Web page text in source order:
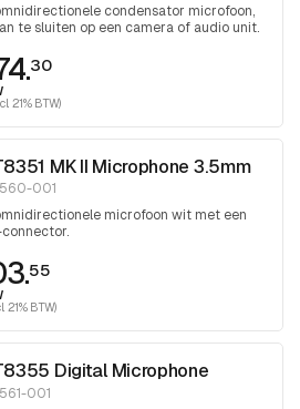
condensator microfoon,
te sluiten op een camera of audio unit.
30
21% BTW)
MK II Microphone 3.5mm
001
microfoon wit met een
55
21% BTW)
Digital Microphone
001